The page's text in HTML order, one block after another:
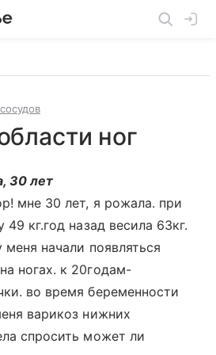
ног
30 лет
мне 30 лет, я рожала. при
кг.год назад весила 63кг.
начали появляться
ногах. к 20годам-
во время беременности
варикоз нижних
спросить может ли